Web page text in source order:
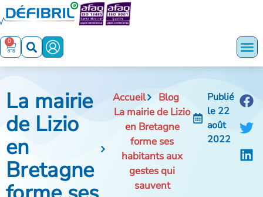
0
La mairie
de Lizio
en
Bretagne
Accueil
Blog
La mairie de Lizio
en Bretagne
forme ses
habitants aux
gestes qui
sauvent
Publié
le 22
août
2022